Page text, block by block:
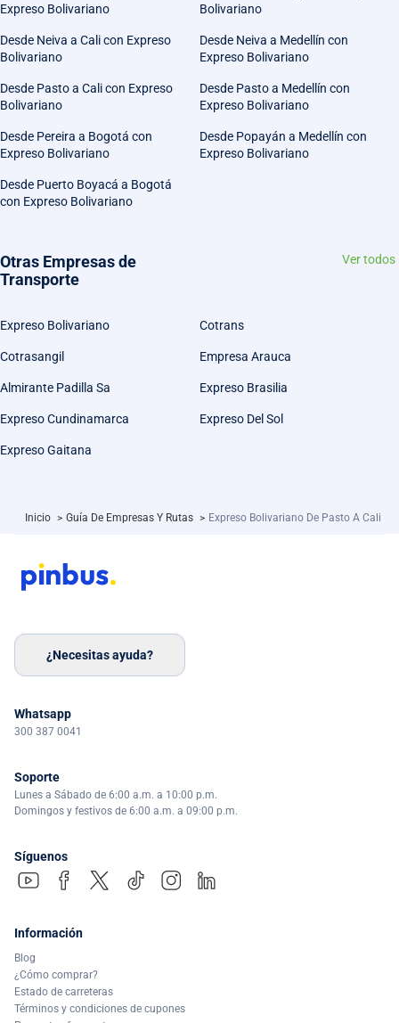
Expreso Bolivariano
Bolivariano
Desde Neiva a Cali con Expreso
Bolivariano
Desde Neiva a Medellín con
Expreso Bolivariano
Desde Pasto a Cali con Expreso
Bolivariano
Desde Pasto a Medellín con
Expreso Bolivariano
Desde Pereira a Bogotá con
Expreso Bolivariano
Desde Popayán a Medellín con
Expreso Bolivariano
Desde Puerto Boyacá a Bogotá
con Expreso Bolivariano
Otras Empresas de
Transporte
Ver todos
Expreso Bolivariano Cotrans
Cotrasangil Empresa Arauca
Almirante Padilla Sa Expreso Brasilia
Expreso Cundinamarca Expreso Del Sol
Expreso Gaitana
Inicio > Guía De Empresas Y Rutas > Expreso Bolivariano De Pasto A Cali
¿Necesitas ayuda?
Whatsapp
300 387 0041
Soporte
Lunes a Sábado de 6:00 a.m. a 10:00 p.m.
Domingos y festivos de 6:00 a.m. a 09:00 p.m.
Síguenos
Información
Blog
¿Cómo comprar?
Estado de carreteras
Términos y condiciones de cupones